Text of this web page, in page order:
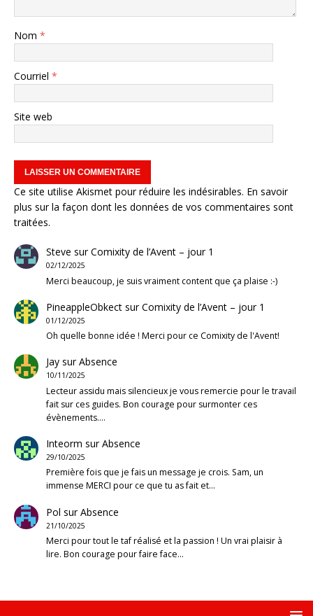
Nom *
Courriel *
Site web
Ce site utilise Akismet pour réduire les indésirables. En savoir
plus sur la façon dont les données de vos commentaires sont
traitées.
Steve surComixity de l’Avent – jour 1
02/12/2025
Merci beaucoup, je suis vraiment content que ça plaise :-)
PineappleObkectsurComixity de l’Avent – jour 1
01/12/2025
Oh quelle bonne idée ! Merci pour ce Comixity de l'Avent!
JaysurAbsence
10/11/2025
Lecteur assidu mais silencieux je vous remercie pour le travail
fait sur ces guides. Bon courage pour surmonter ces
évènements.…
Inteorm surAbsence
29/10/2025
Première fois que je fais un message je crois. Sam, un
immense MERCI pour ce que tu as fait et…
Pol surAbsence
21/10/2025
Merci pour tout le taf réalisé et la passion ! Un vrai plaisir à
lire. Bon courage pour faire face…